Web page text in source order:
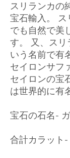
スリランカの
宝石輸入。 ス
でも自然で美
す。 又、スリ
いう名前で有
セイロンサフ
セイロンの宝
は世界的に有
宝石の石名-
合計カラット-